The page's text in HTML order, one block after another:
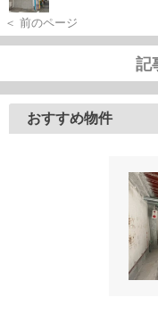
＜ 前のページ
記
おすすめ物件